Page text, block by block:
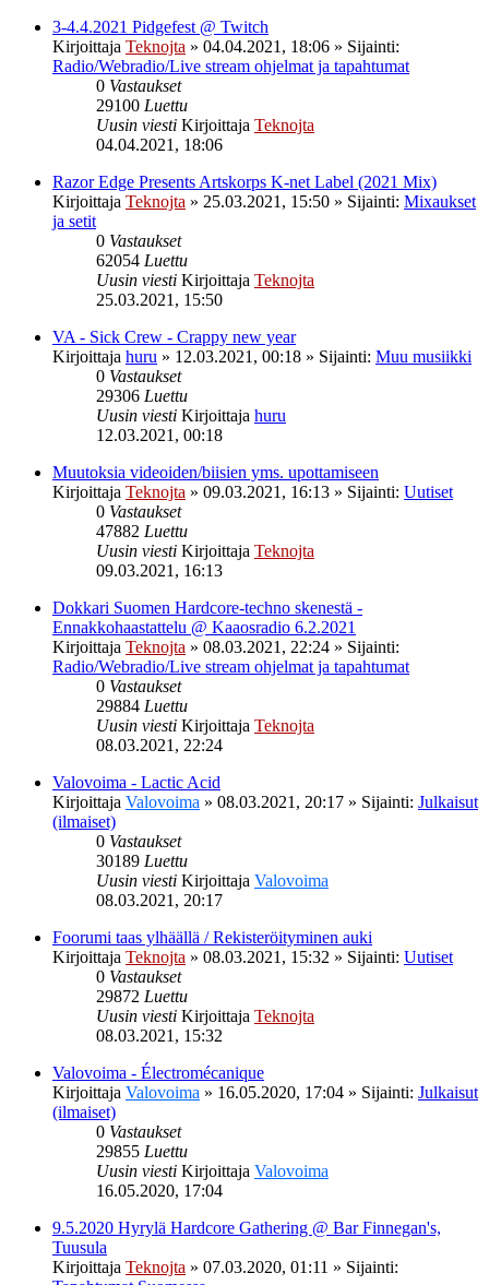
3-4.4.2021 Pidgefest @ Twitch
Kirjoittaja Teknojta » 04.04.2021, 18:06 » Sijainti:
Radio/Webradio/Live stream ohjelmat ja tapahtumat
0 Vastaukset
29100 Luettu
Uusin viesti Kirjoittaja Teknojta
04.04.2021, 18:06
Razor Edge Presents Artskorps K-net Label (2021 Mix)
Kirjoittaja Teknojta » 25.03.2021, 15:50 » Sijainti: Mixaukset
ja setit
0 Vastaukset
62054 Luettu
Uusin viesti Kirjoittaja Teknojta
25.03.2021, 15:50
VA - Sick Crew - Crappy new year
Kirjoittaja huru » 12.03.2021, 00:18 » Sijainti: Muu musiikki
0 Vastaukset
29306 Luettu
Uusin viesti Kirjoittaja huru
12.03.2021, 00:18
Muutoksia videoiden/biisien yms. upottamiseen
Kirjoittaja Teknojta » 09.03.2021, 16:13 » Sijainti: Uutiset
0 Vastaukset
47882 Luettu
Uusin viesti Kirjoittaja Teknojta
09.03.2021, 16:13
Dokkari Suomen Hardcore-techno skenestä -
Ennakkohaastattelu @ Kaaosradio 6.2.2021
Kirjoittaja Teknojta » 08.03.2021, 22:24 » Sijainti:
Radio/Webradio/Live stream ohjelmat ja tapahtumat
0 Vastaukset
29884 Luettu
Uusin viesti Kirjoittaja Teknojta
08.03.2021, 22:24
Valovoima - Lactic Acid
Kirjoittaja Valovoima » 08.03.2021, 20:17 » Sijainti: Julkaisut
(ilmaiset)
0 Vastaukset
30189 Luettu
Uusin viesti Kirjoittaja Valovoima
08.03.2021, 20:17
Foorumi taas ylhäällä / Rekisteröityminen auki
Kirjoittaja Teknojta » 08.03.2021, 15:32 » Sijainti: Uutiset
0 Vastaukset
29872 Luettu
Uusin viesti Kirjoittaja Teknojta
08.03.2021, 15:32
Valovoima - Électromécanique
Kirjoittaja Valovoima » 16.05.2020, 17:04 » Sijainti: Julkaisut
(ilmaiset)
0 Vastaukset
29855 Luettu
Uusin viesti Kirjoittaja Valovoima
16.05.2020, 17:04
9.5.2020 Hyrylä Hardcore Gathering @ Bar Finnegan's,
Tuusula
Kirjoittaja Teknojta » 07.03.2020, 01:11 » Sijainti: